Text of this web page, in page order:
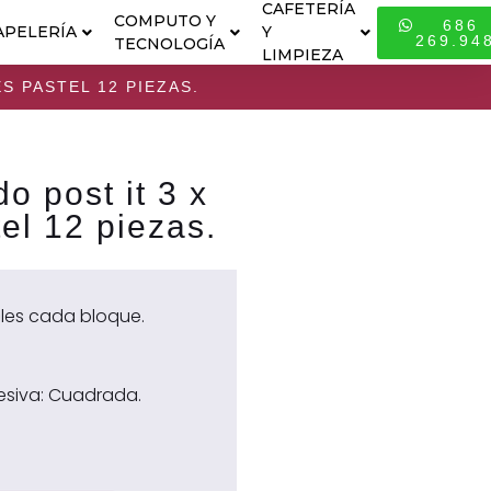
COMPUTO Y
TECNOLOGÍA
CAFETERÍA
Y
LIMPIEZA
686
PASTEL 12 PIEZAS.
post it 3 x
12 piezas.
cada bloque.
Cuadrada.